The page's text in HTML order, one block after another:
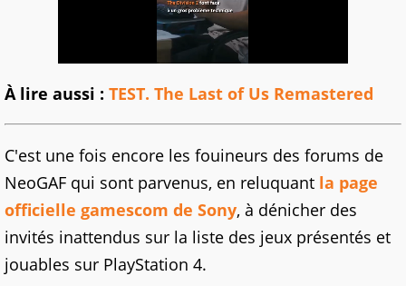
À lire aussi : TEST. The Last of Us Remastered
C'est une fois encore les fouineurs des forums de
NeoGAF qui sont parvenus, en reluquant la page
officielle gamescom de Sony, à dénicher des
invités inattendus sur la liste des jeux présentés et
jouables sur PlayStation 4.